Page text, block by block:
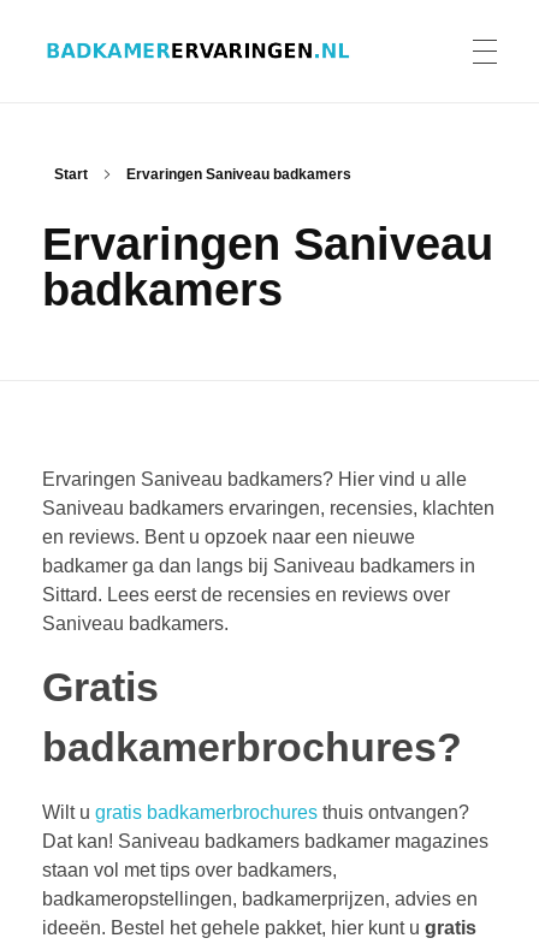
ERVARINGEN BADKAMERS
CONTACT
Start Ervaringen Saniveau badkamers
Ervaringen Saniveau
badkamers
Ervaringen Saniveau badkamers? Hier vind u alle
Saniveau badkamers ervaringen, recensies, klachten
en reviews. Bent u opzoek naar een nieuwe
badkamer ga dan langs bij Saniveau badkamers in
Sittard. Lees eerst de recensies en reviews over
Saniveau badkamers.
Gratis
badkamerbrochures?
Wilt u gratis badkamerbrochures thuis ontvangen?
Dat kan! Saniveau badkamers badkamer magazines
staan vol met tips over badkamers,
badkameropstellingen, badkamerprijzen, advies en
ideeën. Bestel het gehele pakket, hier kunt u gratis